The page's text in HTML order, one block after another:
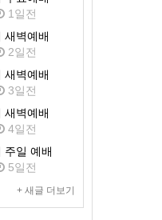
1일전
새벽예배
2일전
새벽예배
3일전
새벽예배
4일전
주일 예배
5일전
+ 새글 더보기